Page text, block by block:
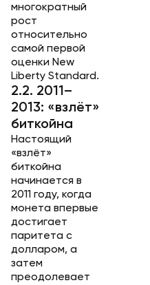
многократный
рост
относительно
самой первой
оценки New
Liberty Standard.
2.2. 2011–
2013: «взлёт»
биткойна
Настоящий
«взлёт»
биткойна
начинается в
2011 году, когда
монета впервые
достигает
паритета с
долларом, а
затем
преодолевает